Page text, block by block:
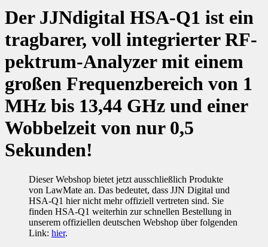
Der JJNdigital HSA-Q1 ist ein
tragbarer, voll integrierter RF-
pektrum-Analyzer mit einem
großen Frequenzbereich von 1
MHz bis 13,44 GHz und einer
Wobbelzeit von nur 0,5
Sekunden!
Dieser Webshop bietet jetzt ausschließlich Produkte
von LawMate an. Das bedeutet, dass JJN Digital und
HSA-Q1 hier nicht mehr offiziell vertreten sind. Sie
finden HSA-Q1 weiterhin zur schnellen Bestellung in
unserem offiziellen deutschen Webshop über folgenden
Link: hier.